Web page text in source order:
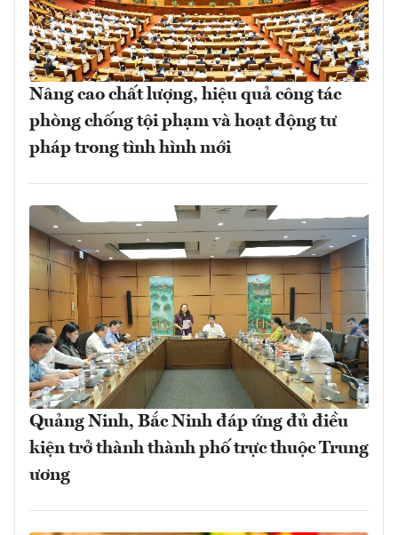
Nâng cao chất lượng, hiệu quả công tác
phòng chống tội phạm và hoạt động tư
pháp trong tình hình mới
Quảng Ninh, Bắc Ninh đáp ứng đủ điều
kiện trở thành thành phố trực thuộc Trung
ương